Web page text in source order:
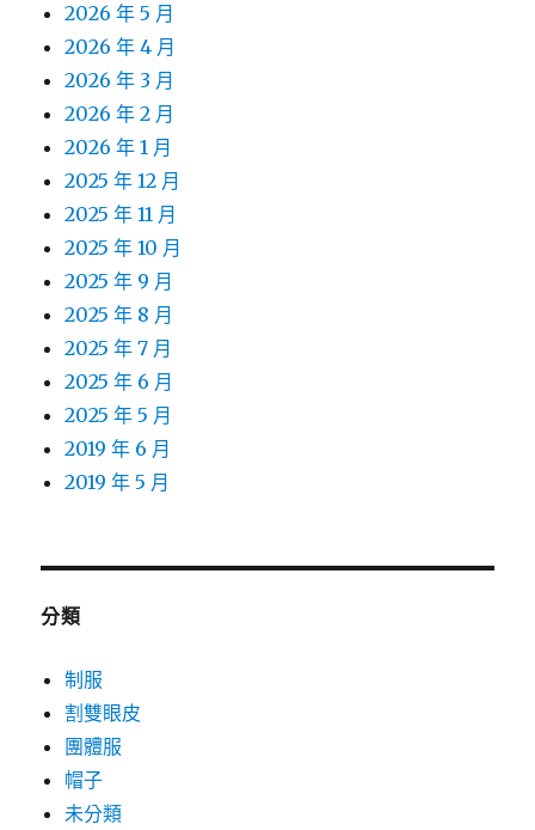
2026 年 5 月
2026 年 4 月
2026 年 3 月
2026 年 2 月
2026 年 1 月
2025 年 12 月
2025 年 11 月
2025 年 10 月
2025 年 9 月
2025 年 8 月
2025 年 7 月
2025 年 6 月
2025 年 5 月
2019 年 6 月
2019 年 5 月
分類
制服
割雙眼皮
團體服
帽子
未分類